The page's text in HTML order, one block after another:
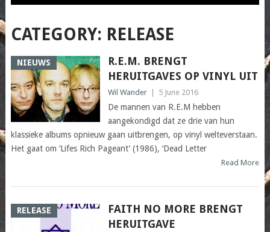
CATEGORY: RELEASE
NIEUWS
R.E.M. BRENGT
HERUITGAVES OP VINYL UIT
Wil Wander 5 June 2016
De mannen van R.E.M hebben
aangekondigd dat ze drie van hun
klassieke albums opnieuw gaan uitbrengen, op vinyl welteverstaan.
Het gaat om ‘Lifes Rich Pageant’ (1986), ‘Dead Letter
Read More
RELEASE
FAITH NO MORE BRENGT
HERUITGAVE